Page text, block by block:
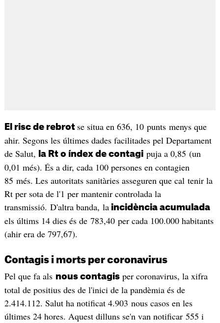
El risc de rebrot se situa en 636, 10 punts menys que
ahir. Segons les últimes dades facilitades pel Departament
de Salut,
la Rt o índex de contagipuja a 0,85 (un
0,01 més). És a dir, cada 100 persones en contagien
85 més. Les autoritats sanitàries asseguren que cal tenir la
Rt per sota de l'1 per mantenir controlada la
transmissió. D'altra banda, laincidència acumulada
els últims 14 dies és de 783,40 per cada 100.000 habitants
(ahir era de 797,67).
Contagis i morts per coronavirus
Pel que fa als nous contagisper coronavirus, la xifra
total de positius des de l'inici de la pandèmia és de
2.414.112. Salut ha notificat 4.903 nous casos en les
últimes 24 hores. Aquest dilluns se'n van notificar 555 i